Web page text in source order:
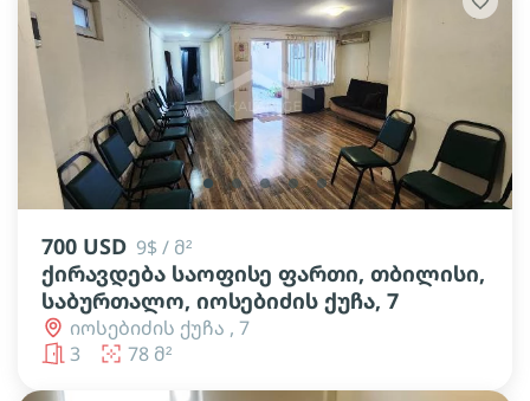
lens lens lens lens lens
700 USD 9$ / მ²
ქირავდება საოფისე ფართი, თბილისი,
საბურთალო, იოსებიძის ქუჩა, 7
იოსებიძის ქუჩა , 7
3
78 მ²